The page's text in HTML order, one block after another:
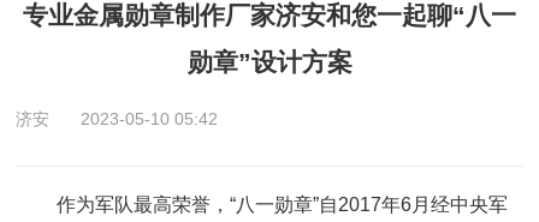
专业金属勋章制作厂家济安和您一起聊“八一
勋章”设计方案
济安 2023-05-10 05:42
作为军队最高荣誉，“八一勋章”自2017年6月经中央军